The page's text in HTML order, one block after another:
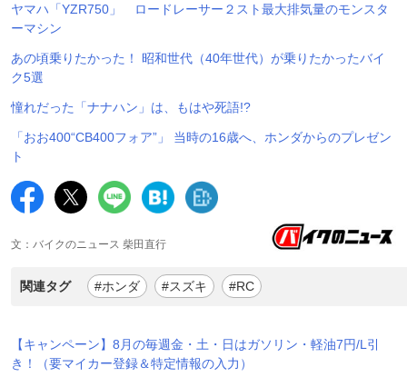
ヤマハ「YZR750」 ロードレーサー２スト最大排気量のモンスタ
ーマシン
あの頃乗りたかった！ 昭和世代（40年世代）が乗りたかったバイ
ク5選
憧れだった「ナナハン」は、もはや死語!?
「おお400“CB400フォア”」 当時の16歳へ、ホンダからのプレゼン
ト
文：バイクのニュース 柴田直行
関連タグ #ホンダ #スズキ #RC
【キャンペーン】8月の毎週金・土・日はガソリン・軽油7円/L引
き！（要マイカー登録＆特定情報の入力）